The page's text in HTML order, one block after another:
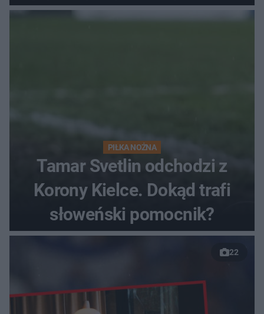
finałów
PIŁKA NOŻNA
Tamar Svetlin odchodzi z
Korony Kielce. Dokąd trafi
słoweński pomocnik?
22